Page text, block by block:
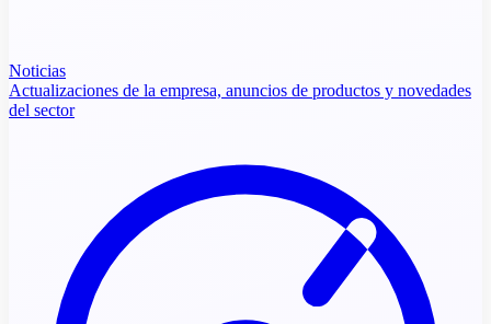
Noticias
Actualizaciones de la empresa, anuncios de productos y novedades
del sector